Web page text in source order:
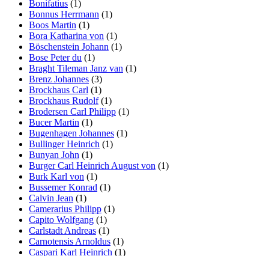
Bonifatius (1)
Bonnus Herrmann (1)
Boos Martin (1)
Bora Katharina von (1)
Böschenstein Johann (1)
Bose Peter du (1)
Braght Tileman Janz van (1)
Brenz Johannes (3)
Brockhaus Carl (1)
Brockhaus Rudolf(1)
Brodersen Carl Philipp (1)
Bucer Martin (1)
Bugenhagen Johannes (1)
Bullinger Heinrich (1)
Bunyan John (1)
Burger Carl Heinrich August von (1)
Burk Karl von (1)
Bussemer Konrad (1)
Calvin Jean (1)
Camerarius Philipp (1)
Capito Wolfgang (1)
Carlstadt Andreas (1)
Carnotensis Arnoldus (1)
Caspari Karl Heinrich (1)